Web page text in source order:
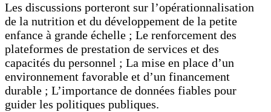
Les discussions porteront sur l’opérationnalisation
de la nutrition et du développement de la petite
enfance à grande échelle ; Le renforcement des
plateformes de prestation de services et des
capacités du personnel ; La mise en place d’un
environnement favorable et d’un financement
durable ; L’importance de données fiables pour
guider les politiques publiques.